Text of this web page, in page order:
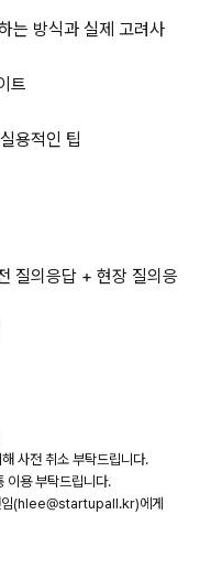
는 방식과 실제 고려사
트
용적인 팁
의응답 + 현장 질의응
사전 취소 부탁드립니다.
이용 부탁드립니다.
임(hlee@startupall.kr)에게